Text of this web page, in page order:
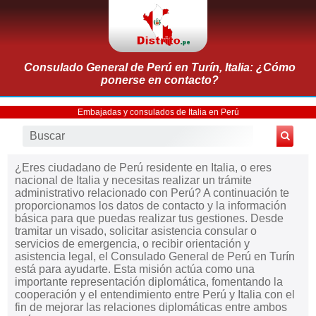
Consulado General de Perú en Turín, Italia: ¿Cómo
ponerse en contacto?
Embajadas y consulados de Italia en Perú
¿Eres ciudadano de Perú residente en Italia, o eres
nacional de Italia y necesitas realizar un trámite
administrativo relacionado con Perú? A continuación te
proporcionamos los datos de contacto y la información
básica para que puedas realizar tus gestiones. Desde
tramitar un visado, solicitar asistencia consular o
servicios de emergencia, o recibir orientación y
asistencia legal, el Consulado General de Perú en Turín
está para ayudarte. Esta misión actúa como una
importante representación diplomática, fomentando la
cooperación y el entendimiento entre Perú y Italia con el
fin de mejorar las relaciones diplomáticas entre ambos